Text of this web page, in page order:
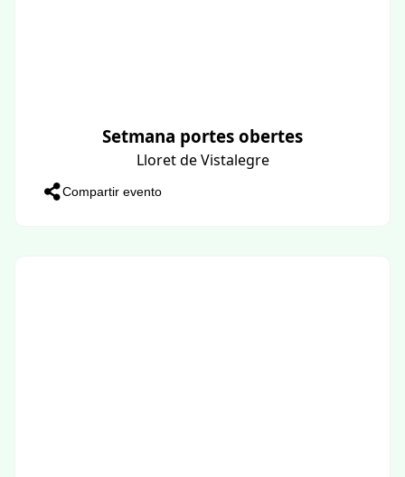
Setmana portes obertes
Lloret de Vistalegre
Compartir evento